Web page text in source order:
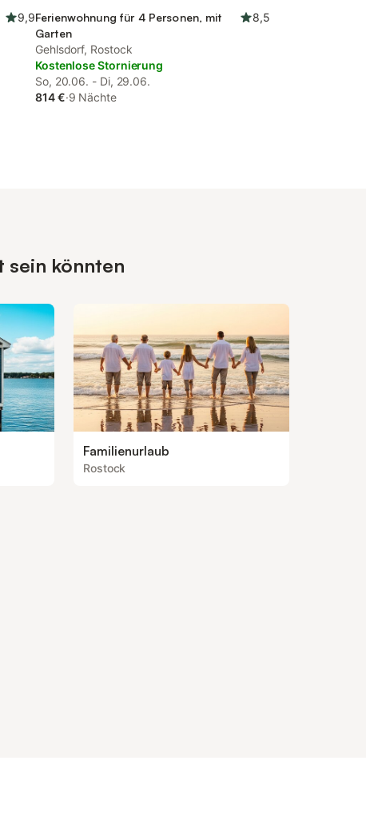
9,9Ferienwohnung für 4 Personen, mit
Garten
8,5
Gehlsdorf, Rostock
Kostenlose Stornierung
So, 20.06. - Di, 29.06.
814 €·9 Nächte
sein könnten
Familienurlaub
Rostock